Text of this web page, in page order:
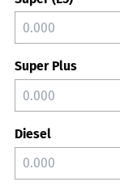
Super Plus
Diesel